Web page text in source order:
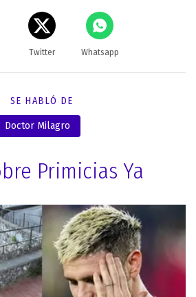
Twitter Whatsapp
SE HABLÓ DE
Doctor Milagro
Primicias Ya